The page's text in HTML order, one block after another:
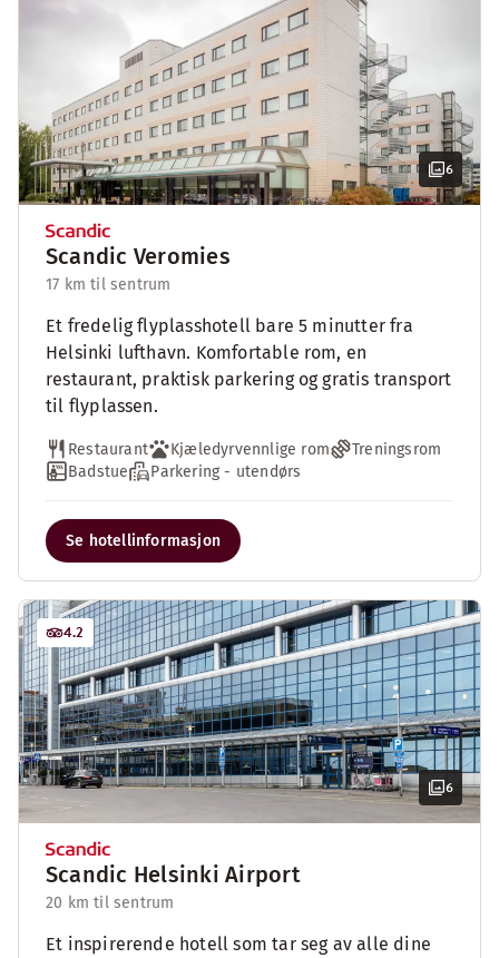
6
Scandic Veromies
17 km til sentrum
Et fredelig flyplasshotell bare 5 minutter fra
Helsinki lufthavn. Komfortable rom, en
restaurant, praktisk parkering og gratis transport
til flyplassen.
Restaurant Kjæledyrvennlige rom
Treningsrom
Badstue
Parkering - utendørs
Se hotellinformasjon
6
4.2
Scandic Helsinki Airport
20 km til sentrum
Et inspirerende hotell som tar seg av alle dine